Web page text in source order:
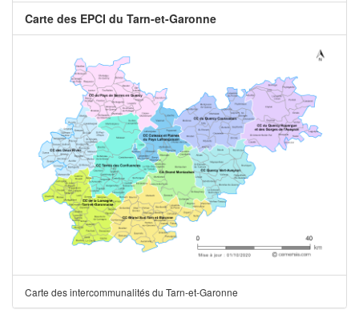
Carte des EPCI du Tarn-et-Garonne
Carte des intercommunalités du Tarn-et-Garonne